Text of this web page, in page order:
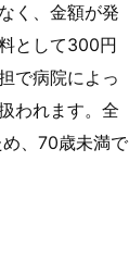
く、金額が発
として300円
で病院によっ
われます。全
、70歳未満で